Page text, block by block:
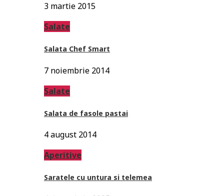
3 martie 2015
Salate
Salata Chef Smart
7 noiembrie 2014
Salate
Salata de fasole pastai
4 august 2014
Aperitive
Saratele cu untura si telemea